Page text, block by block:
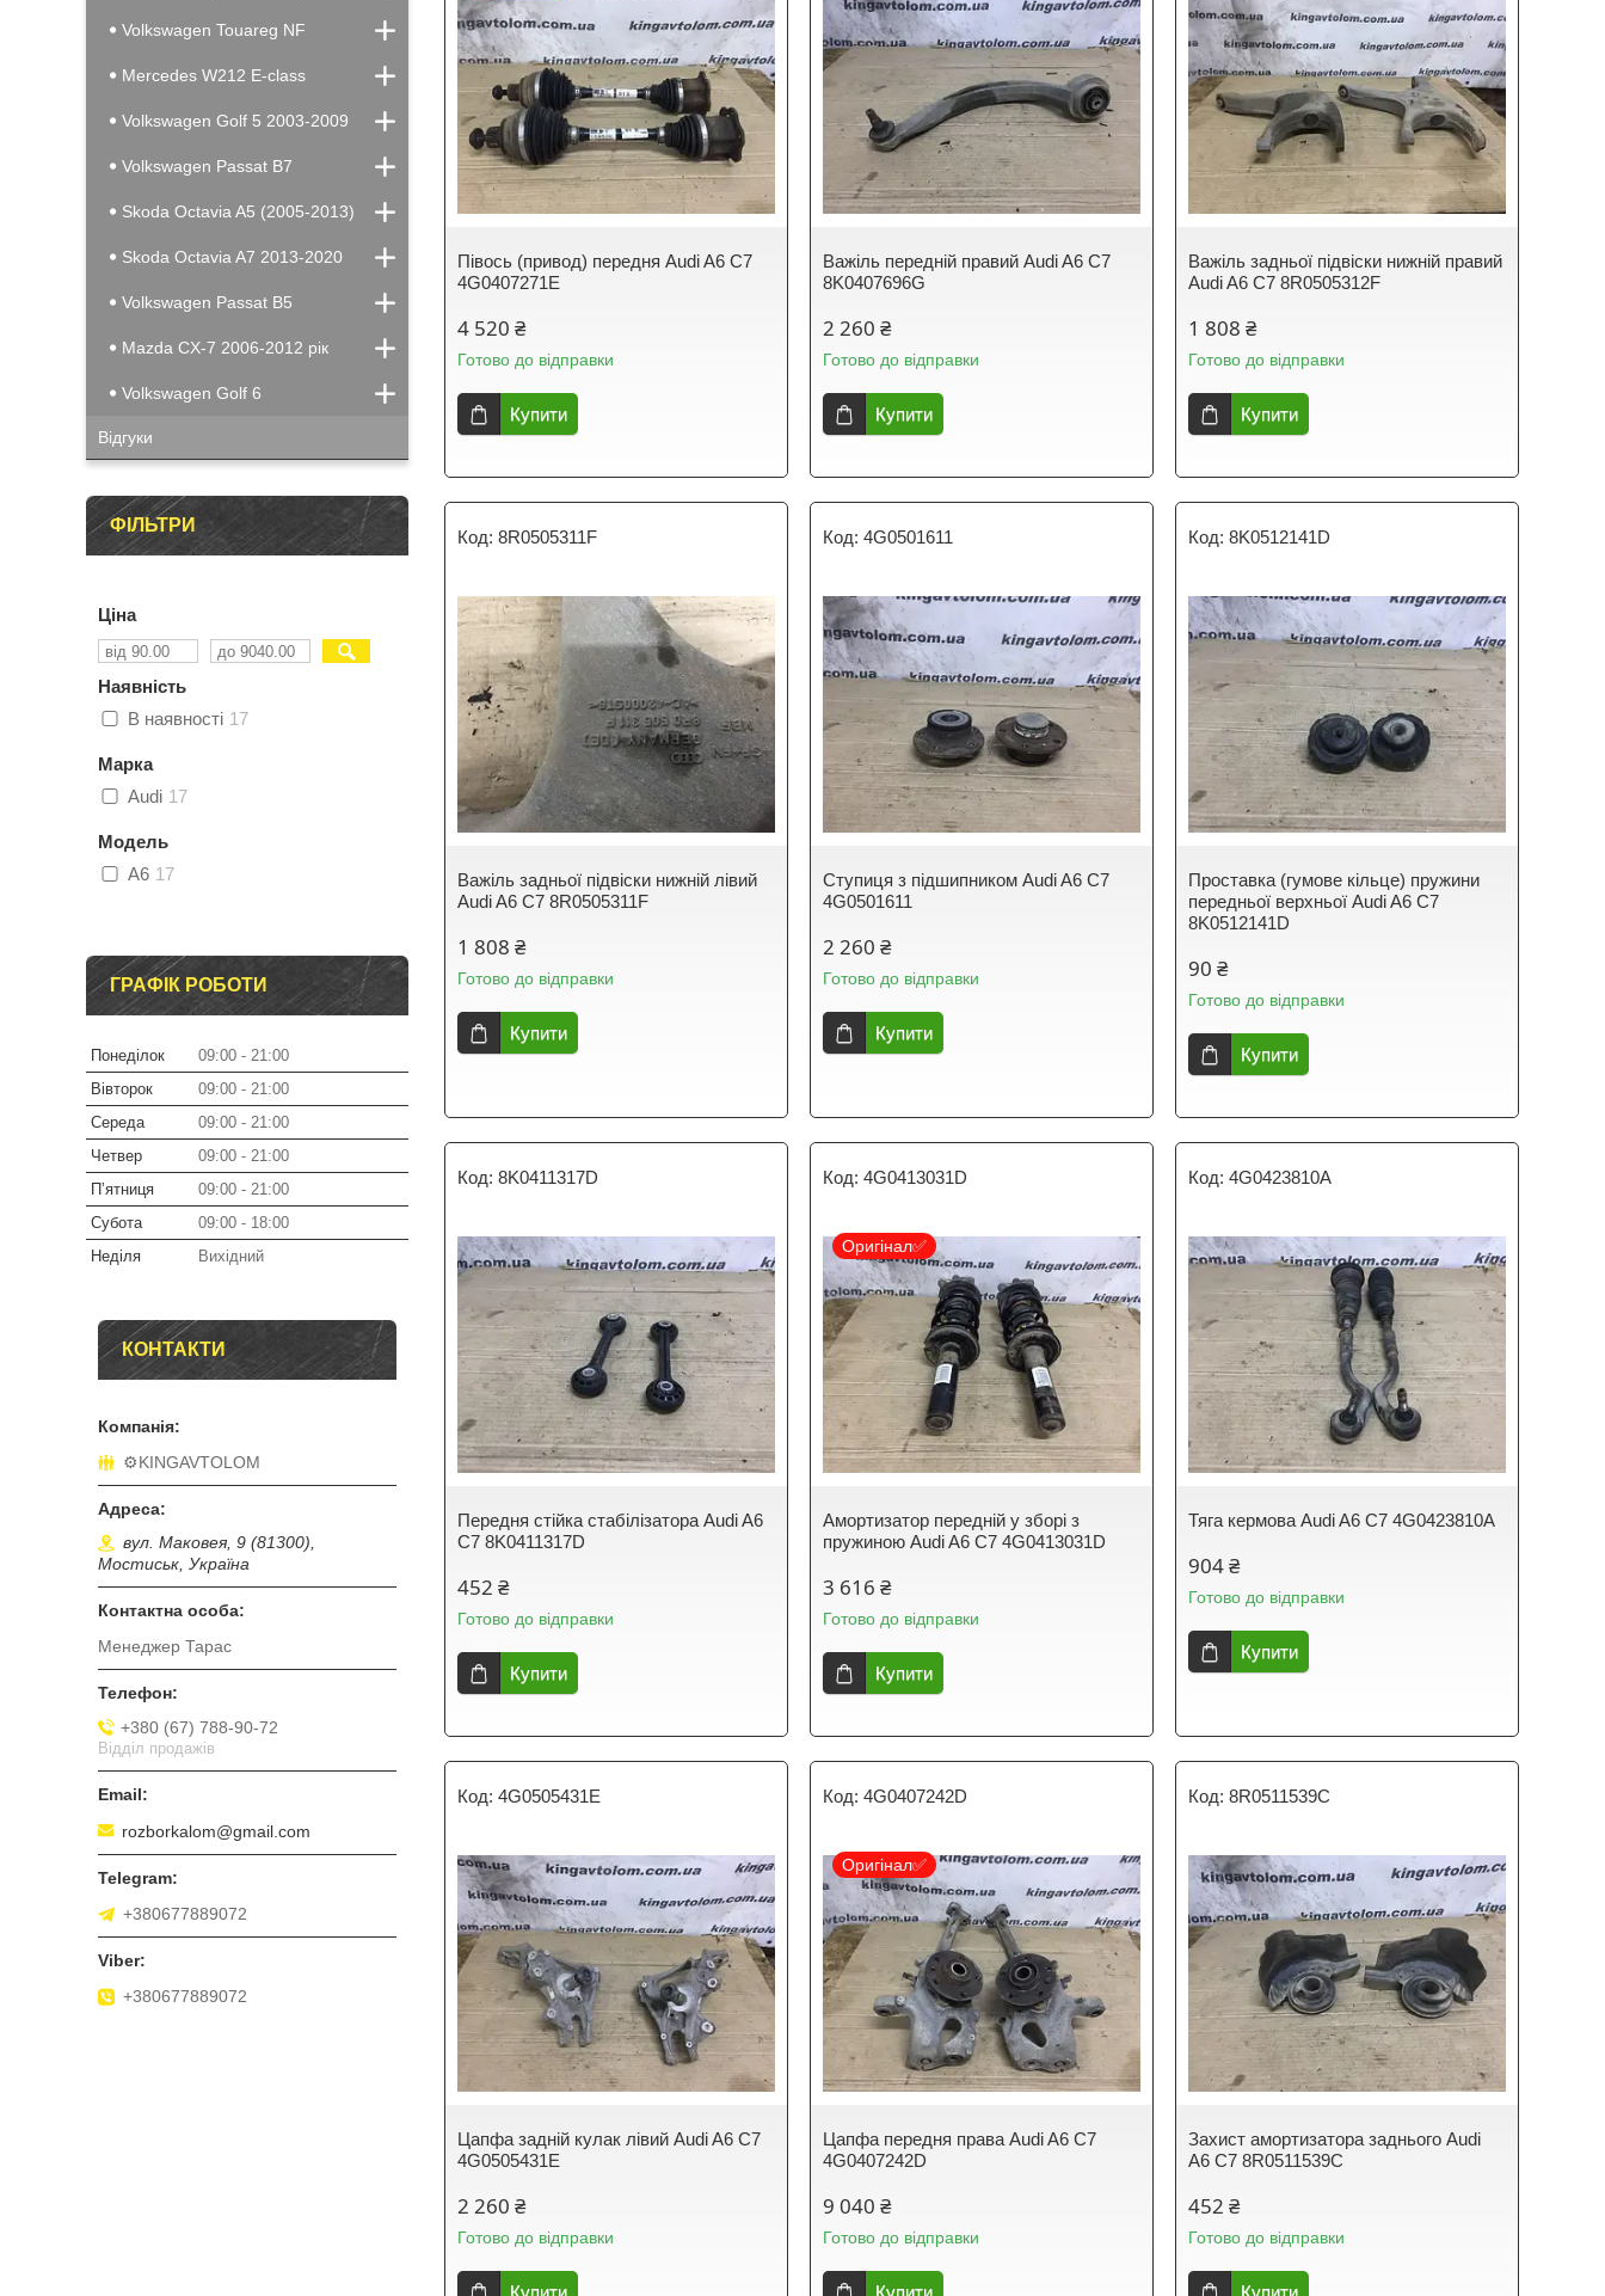
Півось (привод) передня Audi A6 C7
4G0407271E
4 520 ₴
Готово до відправки
Купити
Важіль передній правий Audi A6 C7
8K0407696G
2 260 ₴
Готово до відправки
Купити
Важіль задньої підвіски нижній правий
Audi A6 C7 8R0505312F
1 808 ₴
Готово до відправки
Купити
8R0505311F
Важіль задньої підвіски нижній лівий
Audi A6 C7 8R0505311F
1 808 ₴
Готово до відправки
Купити
4G0501611
Ступиця з підшипником Audi A6 C7
4G0501611
2 260 ₴
Готово до відправки
Купити
8K0512141D
Проставка (гумове кільце) пружини
передньої верхньої Audi A6 C7
8K0512141D
90 ₴
Готово до відправки
Купити
8K0411317D
Передня стійка стабілізатора Audi A6
C7 8K0411317D
452 ₴
Готово до відправки
Купити
4G0413031D
Оригінал✅
Амортизатор передній у зборі з
пружиною Audi A6 C7 4G0413031D
3 616 ₴
Готово до відправки
Купити
4G0423810A
Тяга кермова Audi A6 C7 4G0423810A
904 ₴
Готово до відправки
Купити
4G0505431E
Цапфа задній кулак лівий Audi A6 C7
4G0505431E
2 260 ₴
Готово до відправки
Купити
4G0407242D
Оригінал✅
Цапфа передня права Audi A6 C7
4G0407242D
9 040 ₴
Готово до відправки
Купити
8R0511539C
Захист амортизатора заднього Audi
A6 C7 8R0511539C
452 ₴
Готово до відправки
Купити
Volkswagen Touareg NF
Mercedes W212 E-class
Volkswagen Golf 5 2003-2009
Volkswagen Passat B7
Skoda Octavia A5 (2005-2013)
Skoda Octavia A7 2013-2020
Volkswagen Passat B5
Mazda CX-7 2006-2012 рік
Volkswagen Golf 6
Відгуки
ФІЛЬТРИ
Ціна
Наявність
В наявності 17
Марка
Audi 17
Модель
A6 17
ГРАФІК РОБОТИ
Понеділок 09:00
21:00
Вівторок
09:00
21:00
Середа
09:00
21:00
Четвер
09:00
21:00
Пʼятниця
09:00
21:00
Субота
09:00
18:00
Неділя
Вихідний
КОНТАКТИ
⚙️KINGAVTOLOM
вул. Маковея, 9 (81300),
Мостиськ, Україна
Менеджер Тарас
+380 (67) 788-90-72
Відділ продажів
rozborkalom@gmail.com
+380677889072
+380677889072